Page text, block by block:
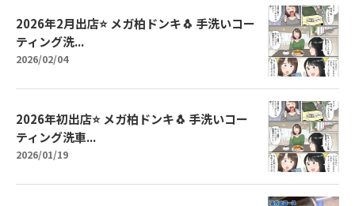
2026年2月出店⭐️ メガ柏ドンキ🐧 手洗いコー
ティング洗...
2026/02/04
2026年初出店⭐️ メガ柏ドンキ🐧 手洗いコー
ティング洗車...
2026/01/19